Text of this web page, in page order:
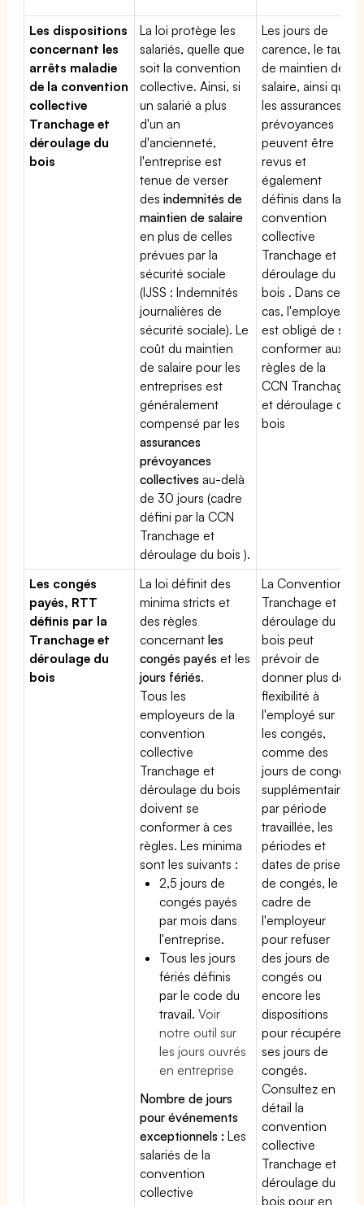
Les dispositions
concernant les
arrêts maladie
de la convention
collective
Tranchage et
déroulage du
bois
La loi protège les
salariés, quelle que
soit la convention
collective. Ainsi, si
un salarié a plus
d'un an
d'ancienneté,
l'entreprise est
tenue de verser
desindemnités de
maintien de salaire
en plus de celles
prévues par la
sécurité sociale
(IJSS : Indemnités
journalières de
sécurité sociale). Le
coût du maintien
de salaire pour les
entreprises est
généralement
compensé par les
assurances
prévoyances
collectives au-delà
de 30 jours (cadre
défini par la CCN
Tranchage et
déroulage du bois ).
Les jours de
carence, le taux
de maintien de
salaire, ainsi que
les assurances
prévoyances
peuvent être
revus et
également
définis dans la
convention
collective
Tranchage et
déroulage du
bois . Dans ce
cas, l'employeur
est obligé de se
conformer aux
règles de la
CCN Tranchage
et déroulage du
bois
Les congés
payés, RTT
définis par la
Tranchage et
déroulage du
bois
La loi définit des
minima stricts et
des règles
concernantles
congés payés et les
jours fériés.
Tous les
employeurs de la
convention
collective
Tranchage et
déroulage du bois
doivent se
conformer à ces
règles. Les minima
sont les suivants :
2,5 jours de
congés payés
par mois dans
l'entreprise.
Tous les jours
fériés définis
par le code du
travail.Voir
notre outil sur
les jours ouvrés
en entreprise
Nombre de jours
pour événements
exceptionnels : Les
salariés de la
convention
collective
La Convention
Tranchage et
déroulage du
bois peut
prévoir de
donner plus de
flexibilité à
l'employé sur
les congés,
comme des
jours de congé
supplémentaires
par période
travaillée, les
périodes et
dates de prise
de congés, le
cadre de
l'employeur
pour refuser
des jours de
congés ou
encore les
dispositions
pour récupérer
ses jours de
congés.
Consultez en
détail la
convention
collective
Tranchage et
déroulage du
bois pour en